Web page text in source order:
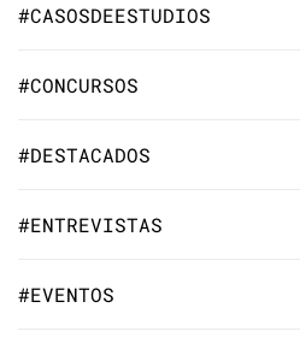
#CASOSDEESTUDIOS
#CONCURSOS
#DESTACADOS
#ENTREVISTAS
#EVENTOS